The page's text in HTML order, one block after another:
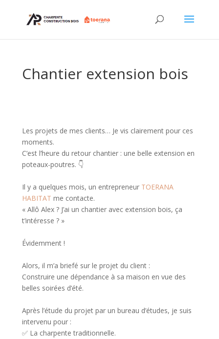
Chantier extension bois
Les projets de mes clients… Je vis clairement pour ces
moments.
C’est l’heure du retour chantier : une belle extension en
poteaux-poutres. 👇
Il y a quelques mois, un entrepreneur TOERANA
HABITAT me contacte.
« Allô Alex ? J’ai un chantier avec extension bois, ça
t’intéresse ? »
Évidemment !
Alors, il m’a briefé sur le projet du client :
Construire une dépendance à sa maison en vue des
belles soirées d’été.
Après l’étude du projet par un bureau d’études, je suis
intervenu pour :
✅ La charpente traditionnelle.